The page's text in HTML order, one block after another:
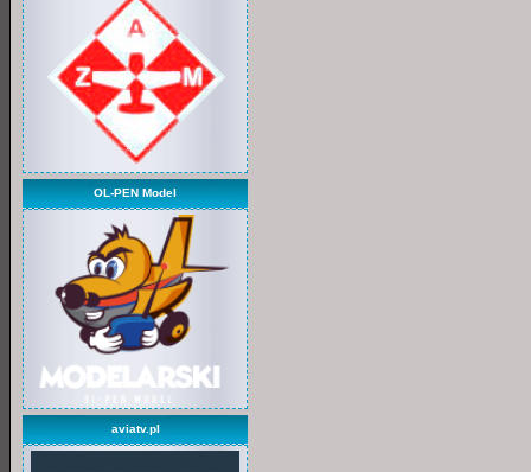
OL-PEN Model
aviatv.pl